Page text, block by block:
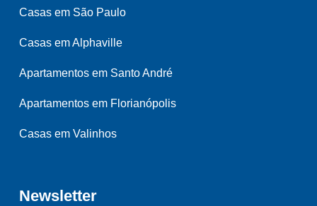
Casas em São Paulo
Casas em Alphaville
Apartamentos em Santo André
Apartamentos em Florianópolis
Casas em Valinhos
Newsletter